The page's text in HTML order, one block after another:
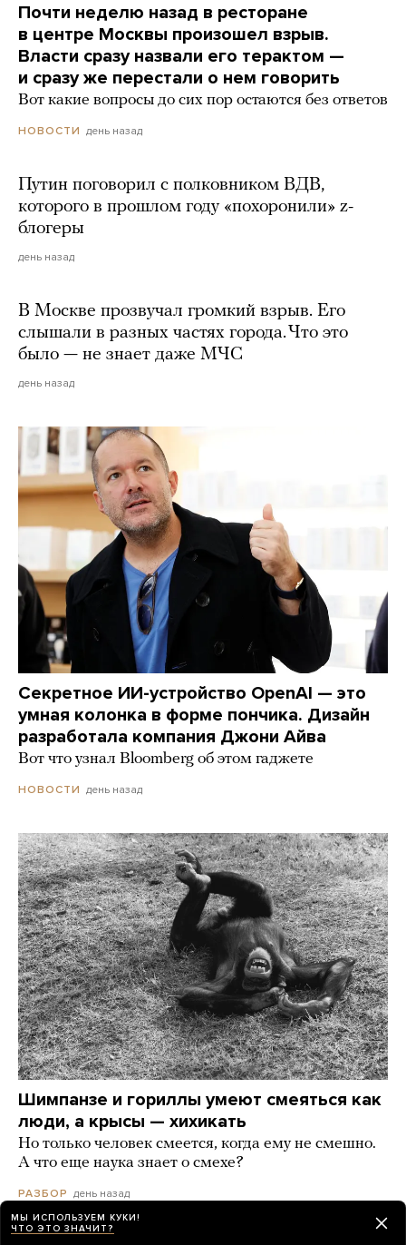
Почти неделю назад в ресторане
в центре Москвы произошел взрыв.
Власти сразу назвали его терактом —
и сразу же перестали о нем говорить
Вот какие вопросы до сих пор остаются без ответов
НОВОСТИ день назад
Путин поговорил с полковником ВДВ,
которого в прошлом году «похоронили» z-
блогеры
день назад
В Москве прозвучал громкий взрыв. Его
слышали в разных частях города. Что это
было — не знает даже МЧС
день назад
Секретное ИИ-устройство OpenAI — это
умная колонка в форме пончика. Дизайн
разработала компания Джони Айва
Вот что узнал Bloomberg об этом гаджете
НОВОСТИ день назад
Шимпанзе и гориллы умеют смеяться как
люди, а крысы — хихикать
Но только человек смеется, когда ему не смешно.
А что еще наука знает о смехе?
РАЗБОР день назад
МЫ ИСПОЛЬЗУЕМ КУКИ!
ЧТО ЭТО ЗНАЧИТ?